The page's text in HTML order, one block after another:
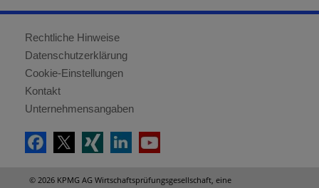
Rechtliche Hinweise
Datenschutzerklärung
Cookie-Einstellungen
Kontakt
Unternehmensangaben
© 2026 KPMG AG Wirtschaftsprüfungsgesellschaft, eine